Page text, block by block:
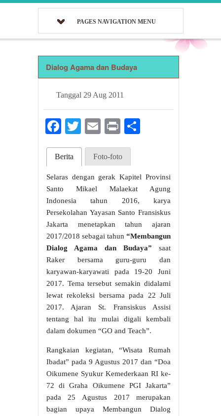
PAGES NAVIGATION MENU
Dialog Agama dan Budaya
Tanggal 29 Aug 2011
Facebook
TwitterEmail
Print
Berita Foto-foto
Selaras dengan gerak Kapitel Provinsi
Santo Mikael Malaekat Agung
Indonesia tahun 2016, karya
Persekolahan Yayasan Santo Fransiskus
Jakarta menetapkan tahun ajaran
2017/2018 sebagai tahun“Membangun
Dialog Agama dan Budaya”saat
Raker bersama guru-guru dan
karyawan-karyawati pada 19-20 Juni
2017. Tema tersebut semakin didalami
lewat rekoleksi bersama pada 22 Juli
2017. Ajaran St. Fransiskus Assisi
tentang hal itu mulai digali kembali
dalam dokumen “GO and Teach”.
Rangkaian kegiatan, “Wisata Rumah
Ibadat” pada 9 Agustus 2017 dan “Doa
Oikumene Syukur Kemederkaan RI ke-
72 di Graha Oikumene PGI Jakarta”
pada 25 Agustus 2017 merupakan
bagian upaya Membangun Dialog